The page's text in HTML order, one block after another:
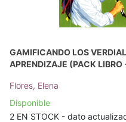
GAMIFICANDO LOS
APRENDIZAJE (PACK LIBRO
Flores, Elena
Disponible
2 EN STOCK - dato